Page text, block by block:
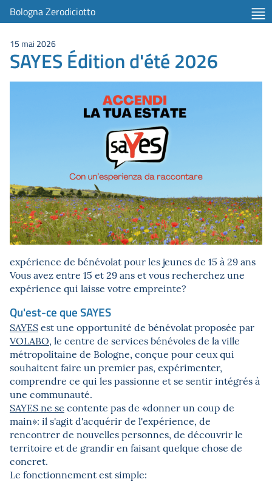
Bologna Zerodiciotto
15 mai 2026
SAYES Édition d'été 2026
expérience de bénévolat pour les jeunes de 15 à 29 ans
Vous avez entre 15 et 29 ans et vous recherchez une
expérience qui laisse votre empreinte?
Qu'est-ce que SAYES
SAYESest une opportunité de bénévolat proposée par
VOLABO, le centre de services bénévoles de la ville
métropolitaine de Bologne, conçue pour ceux qui
souhaitent faire un premier pas, expérimenter,
comprendre ce qui les passionne et se sentir intégrés à
une communauté.
SAYES ne se contente pas de «donner un coup de
main»: il s'agit d'acquérir de l'expérience, de
rencontrer de nouvelles personnes, de découvrir le
territoire et de grandir en faisant quelque chose de
concret.
Le fonctionnement est simple: